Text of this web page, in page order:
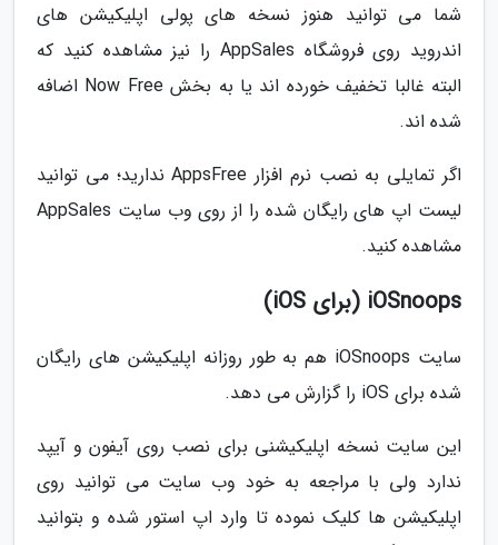
شما می توانید هنوز نسخه های پولی اپلیکیشن های
اندروید روی فروشگاه AppSales را نیز مشاهده کنید که
البته غالبا تخفیف خورده اند یا به بخش Now Free اضافه
شده اند.
اگر تمایلی به نصب نرم افزار AppsFree ندارید؛ می توانید
لیست اپ های رایگان شده را از روی وب سایت AppSales
مشاهده کنید.
iOSnoops (برای iOS)
سایت iOSnoops هم به طور روزانه اپلیکیشن های رایگان
شده برای iOS را گزارش می دهد.
این سایت نسخه اپلیکیشنی برای نصب روی آیفون و آیپد
ندارد ولی با مراجعه به خود وب سایت می توانید روی
اپلیکیشن ها کلیک نموده تا وارد اپ استور شده و بتوانید